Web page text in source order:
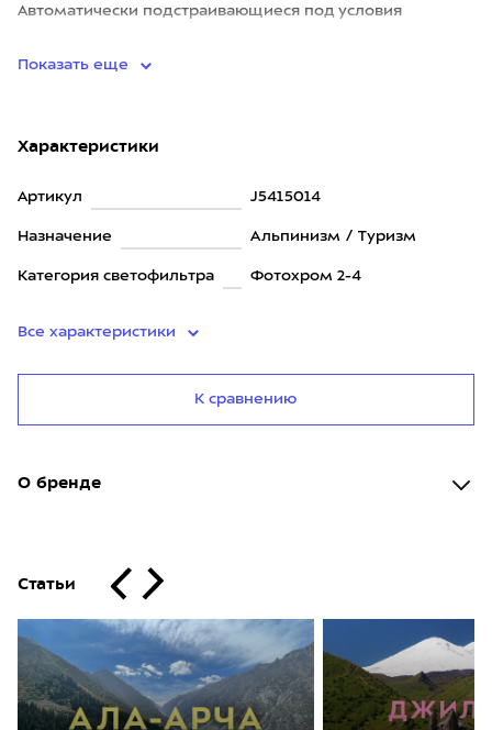
Автоматически подстраивающиеся под условия
Показать еще
Характеристики
Артикул J5415014
Назначение Альпинизм / Туризм
Категория светофильтра Фотохром 2-4
Все характеристики
К сравнению
О бренде
Статьи